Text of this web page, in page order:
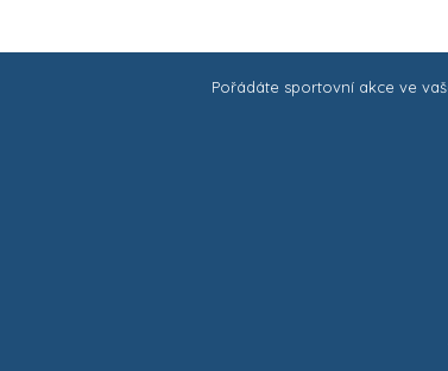
Pořádáte sportovní akce ve